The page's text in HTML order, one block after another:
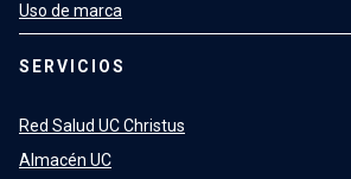
Uso de marca
SERVICIOS
Red Salud UC Christus
Almacén UC